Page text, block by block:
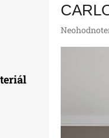
Priemerné